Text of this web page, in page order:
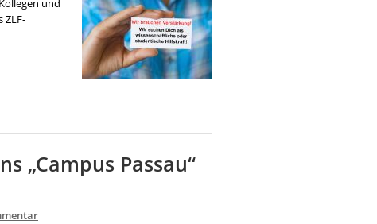
und
ZLF-
„Campus Passau“